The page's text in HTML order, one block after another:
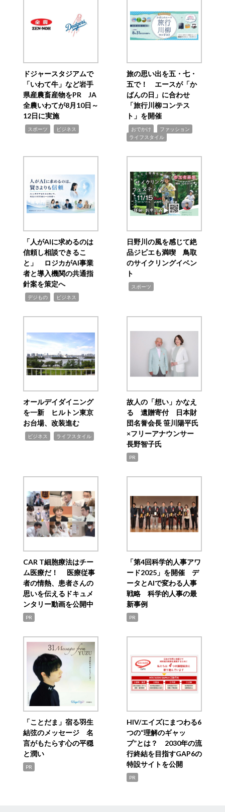
ドジャースタジアムで
「いわて牛」など岩手
県産農畜産物をPR JA
全農いわてが8月10日～
12日に実施
スポーツ ビジネス
旅の思い出を五・七・
五で！ エースが「か
ばんの日」に合わせ
「旅行川柳コンテス
ト」を開催
おでかけ ファッション
ライフスタイル
「人がAIに求めるのは
信頼し相談できるこ
と」 ロジカがAI事業
者と導入機関の共通指
針案を策定へ
デジもの ビジネス
日野川の風を感じて絶
品ジビエも満喫 鳥取
のサイクリングイベン
ト
スポーツ
オールデイダイニング
を一新 ヒルトン東京
お台場、改装進む
ビジネス ライフスタイル
故人の「想い」かなえ
る 遺贈寄付 日本財
団名誉会長 笹川陽平氏
×フリーアナウンサー
長野智子氏
PR
CAR T細胞療法はチー
ム医療だ！ 医療従事
者の情熱、患者さんの
思いを伝えるドキュメ
ンタリー動画を公開中
PR
「第4回科学的人事アワ
ード2025」を開催 デ
ータとAIで変わる人事
戦略 科学的人事の最
新事例
PR
「ことだま」宿る羽生
結弦のメッセージ 名
言がもたらす心の平穏
と潤い
PR
HIV/エイズにまつわる6
つの“理解のギャッ
プ”とは？ 2030年の流
行終結を目指すGAP6の
特設サイトを公開
PR